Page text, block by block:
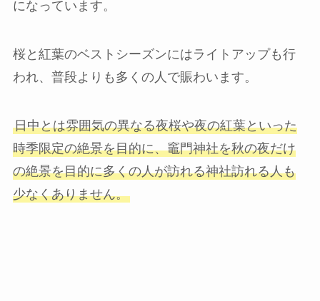
になっています。
桜と紅葉のベストシーズンにはライトアップも行
われ、普段よりも多くの人で賑わいます。
日中とは雰囲気の異なる夜桜や夜の紅葉といった
時季限定の絶景を目的に、竈門神社を秋の夜だけ
の絶景を目的に多くの人が訪れる神社訪れる人も
少なくありません。